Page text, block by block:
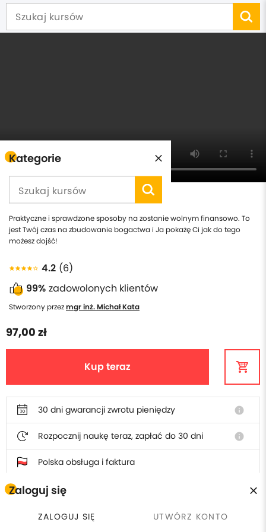
Kategorie
Zaloguj się
ZALOGUJ SIĘ UTWÓRZ KONTO
Od Zera do Rentiera
Praktyczne i sprawdzone sposoby na zostanie wolnym finansowo. To
jest Twój czas na zbudowanie bogactwa i Ja pokażę Ci jak do tego
możesz dojść!
4.2 (6)
99% zadowolonych klientów
Stworzony przezmgr inż. Michał Kata
97,00 zł
Kup teraz
30 dni gwarancji zwrotu pieniędzy info
Rozpocznij naukę teraz, zapłać do 30 dni info
Polska obsługa i faktura
W cenie szkolenia otrzymasz